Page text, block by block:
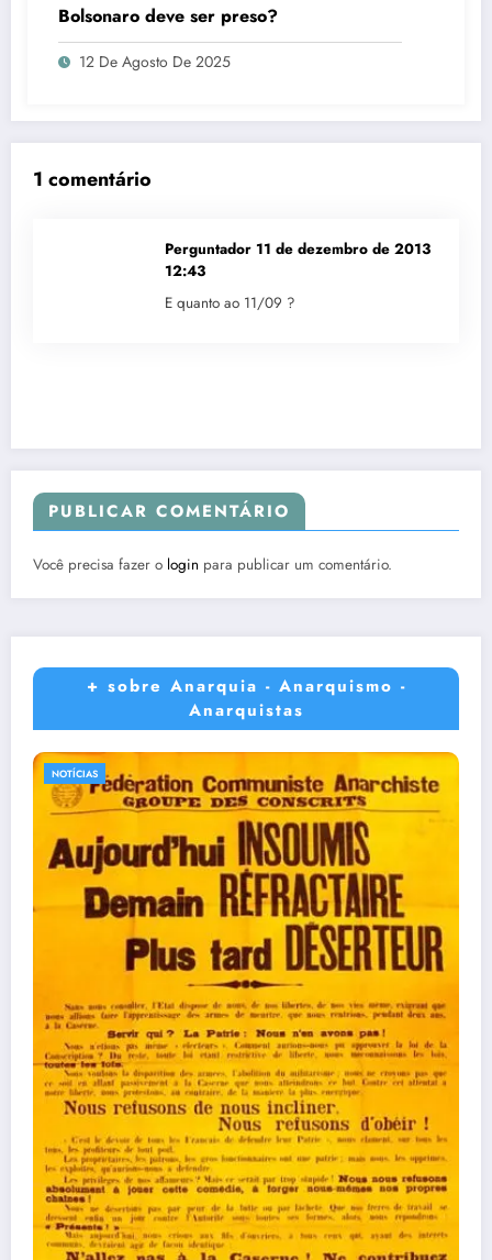
Bolsonaro deve ser preso?
12 De Agosto De 2025
1 comentário
Perguntador 11 de dezembro de 2013
12:43
E quanto ao 11/09 ?
PUBLICAR COMENTÁRIO
Você precisa fazer o login para publicar um comentário.
+ sobre Anarquia - Anarquismo -
Anarquistas
NOTÍCIAS